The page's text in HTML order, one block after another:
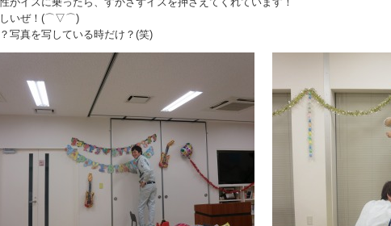
いぜ！(⌒▽⌒)
写真を写している時だけ？(笑)